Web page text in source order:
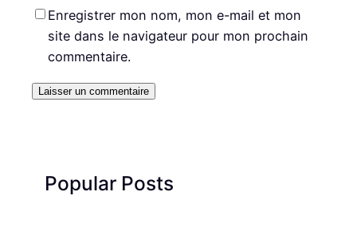
Enregistrer mon nom, mon e-mail et mon
site dans le navigateur pour mon prochain
commentaire.
Popular Posts